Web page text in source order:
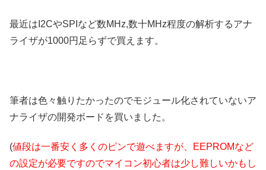
最近はI2CやSPIなど数MHz,数十MHz程度の解析するアナ
ライザが1000円足らずで買えます。
筆者は色々触りたかったのでモジュール化されていないア
ナライザの開発ボードを買いました。
(値段は一番安く多くのピンで遊べますが、EEPROMなど
の設定が必要ですのでマイコン初心者は少し難しいかもし